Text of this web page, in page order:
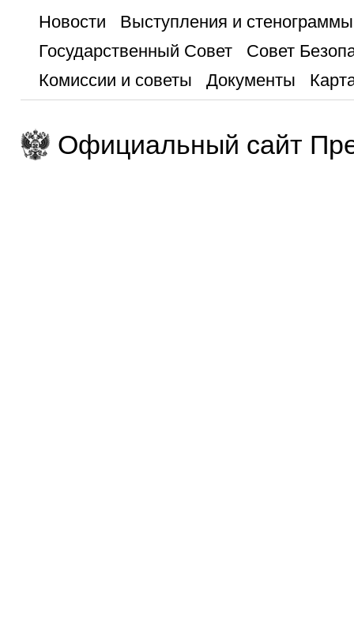
Новости
Выступления и стенограммы
Государственный Совет
Совет
Комиссии и советы
Документы
Официальный сайт